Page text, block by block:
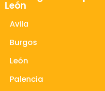
León
Avila
Burgos
León
Palencia